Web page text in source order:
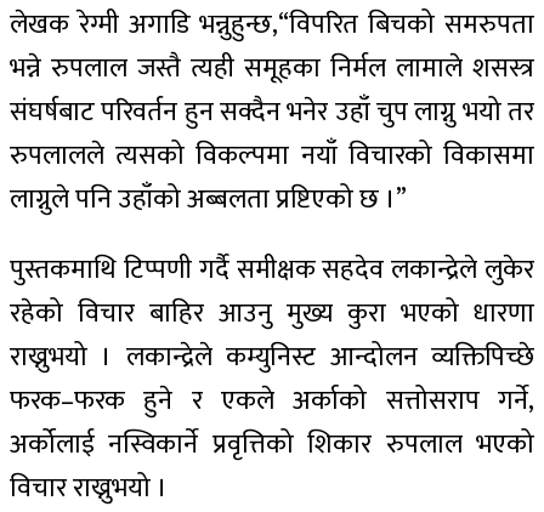
लेखक रेग्मी अगाडि भन्नुहुन्छ,“विपरित बिचको समरुपता
भन्ने रुपलाल जस्तै त्यही समूहका निर्मल लामाले शसस्त्र
संघर्षबाट परिवर्तन हुन सक्दैन भनेर उहाँ चुप लाग्नु भयो तर
रुपलालले त्यसको विकल्पमा नयाँ विचारको विकासमा
लाग्नुले पनि उहाँको अब्बलता प्रष्टिएको छ ।”
पुस्तकमाथि टिप्पणी गर्दै समीक्षक सहदेव लकान्द्रेले लुकेर
रहेको विचार बाहिर आउनु मुख्य कुरा भएको धारणा
राख्नुभयो । लकान्द्रेले कम्युनिस्ट आन्दोलन व्यक्तिपिच्छे
फरक–फरक हुने र एकले अर्काको सत्तोसराप गर्ने,
अर्कोलाई नस्विकार्ने प्रवृत्तिको शिकार रुपलाल भएको
विचार राख्नुभयो ।